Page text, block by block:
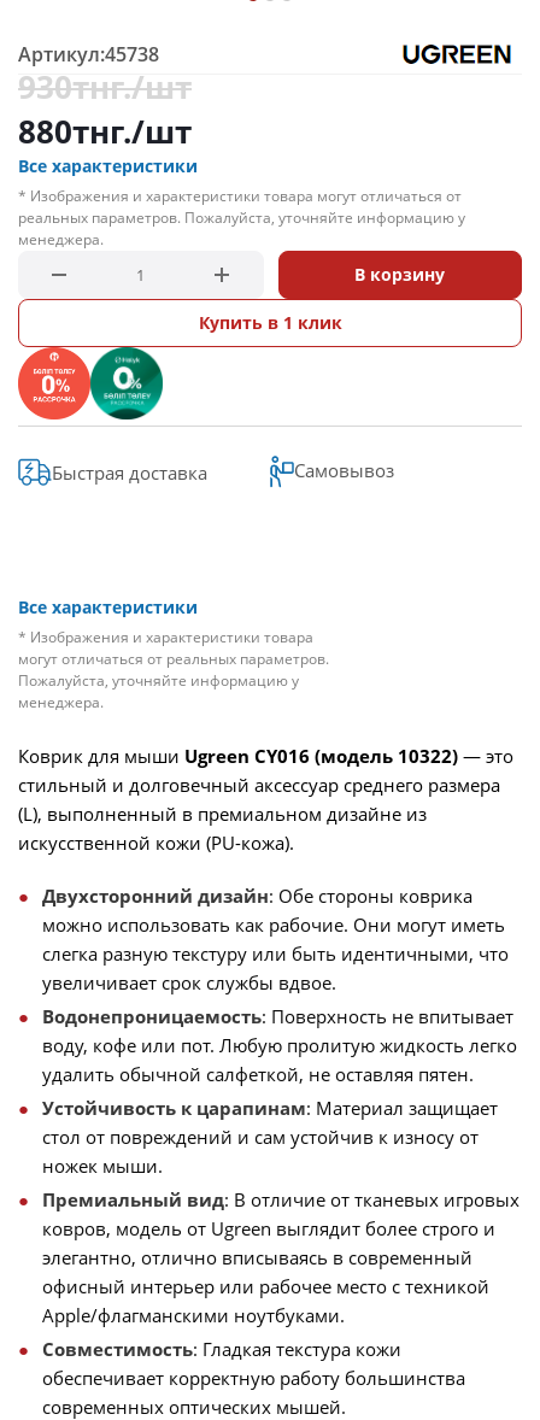
Артикул:45738
930тнг./шт
880тнг./шт
Все характеристики
* Изображения и характеристики товара могут отличаться от
реальных параметров. Пожалуйста, уточняйте информацию у
менеджера.
В корзину
Купить в 1 клик
Быстрая доставка Самовывоз
Все характеристики
* Изображения и характеристики товара
могут отличаться от реальных параметров.
Пожалуйста, уточняйте информацию у
менеджера.
Коврик для мыши Ugreen CY016 (модель 10322) — это
стильный и долговечный аксессуар среднего размера
(L), выполненный в премиальном дизайне из
искусственной кожи (PU-кожа).
Двухсторонний дизайн: Обе стороны коврика
можно использовать как рабочие. Они могут иметь
слегка разную текстуру или быть идентичными, что
увеличивает срок службы вдвое.
Водонепроницаемость: Поверхность не впитывает
воду, кофе или пот. Любую пролитую жидкость легко
удалить обычной салфеткой, не оставляя пятен.
Устойчивость к царапинам: Материал защищает
стол от повреждений и сам устойчив к износу от
ножек мыши.
Премиальный вид: В отличие от тканевых игровых
ковров, модель от Ugreen выглядит более строго и
элегантно, отлично вписываясь в современный
офисный интерьер или рабочее место с техникой
Apple/флагманскими ноутбуками.
Совместимость: Гладкая текстура кожи
обеспечивает корректную работу большинства
современных оптических мышей.